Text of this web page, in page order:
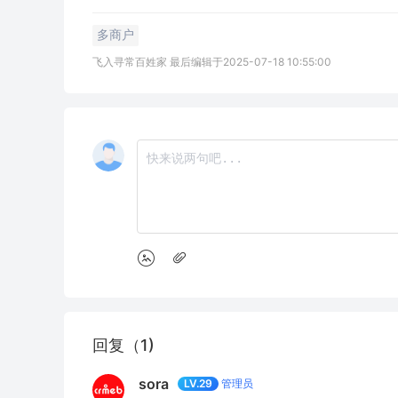
多商户
飞入寻常百姓家 最后编辑于2025-07-18 10:55:00
回复（1)
sora LV.29 管理员